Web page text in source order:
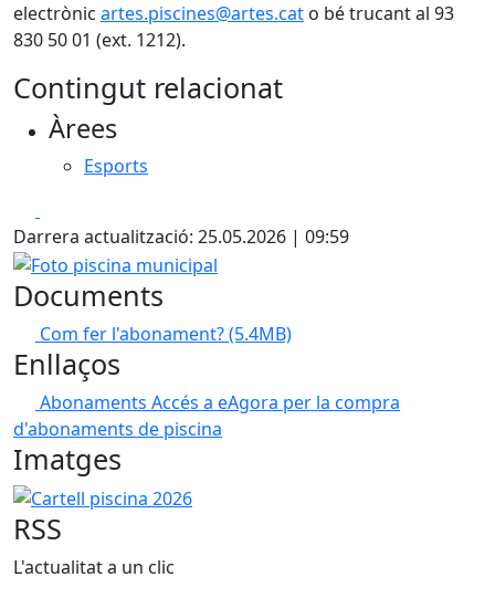
electrònic artes.piscines@artes.cat o bé trucant al 93
830 50 01 (ext. 1212).
Contingut relacionat
Àrees
Esports
Darrera actualització: 25.05.2026 | 09:59
Foto piscina municipal
Documents
Com fer l'abonament?(5.4MB)
Enllaços
Abonaments Accés a eAgora per la compra
d'abonaments de piscina
Imatges
Cartell piscina 2026
RSS
L'actualitat a un clic